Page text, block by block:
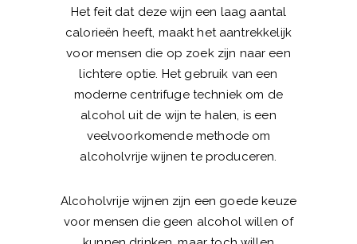
Het feit dat deze wijn een laag aantal
calorieën heeft, maakt het aantrekkelijk
voor mensen die op zoek zijn naar een
lichtere optie. Het gebruik van een
moderne centrifuge techniek om de
alcohol uit de wijn te halen, is een
veelvoorkomende methode om
alcoholvrije wijnen te produceren.
Alcoholvrije wijnen zijn een goede keuze
voor mensen die geen alcohol willen of